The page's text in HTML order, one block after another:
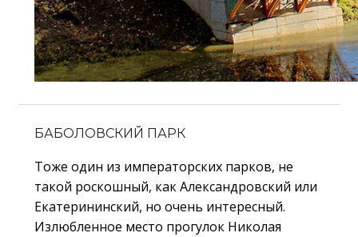
БАБОЛОВСКИЙ ПАРК
Тоже один из императорских парков, не
такой роскошный, как Александровский или
Екатерининский, но очень интересный.
Излюбленное место прогулок Николая